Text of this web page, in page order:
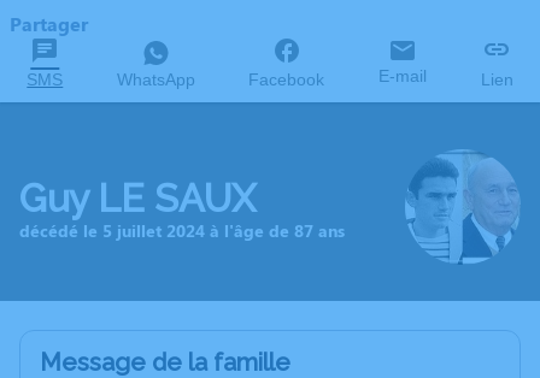
Partager
SMS WhatsApp Facebook E-mail Lien
Guy LE SAUX
décédé le 5 juillet 2024 à l'âge de 87 ans
Message de la famille